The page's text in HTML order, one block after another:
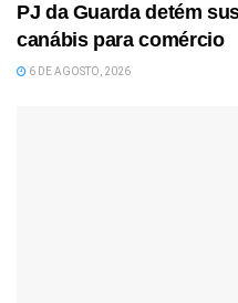
PJ da Guarda detém
canábis para comércio
6 DE AGOSTO, 2026